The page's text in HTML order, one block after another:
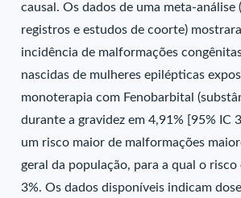
causal. Os dados de uma meta-análise
registros e estudos de coorte)
incidência de malformações
nascidas de mulheres epilépticas
monoterapia com Fenobarbital
durante a gravidez em 4,91% [95% IC
um risco maior de malformações
geral da população, para a qual o risco
3%. Os dados disponíveis indicam